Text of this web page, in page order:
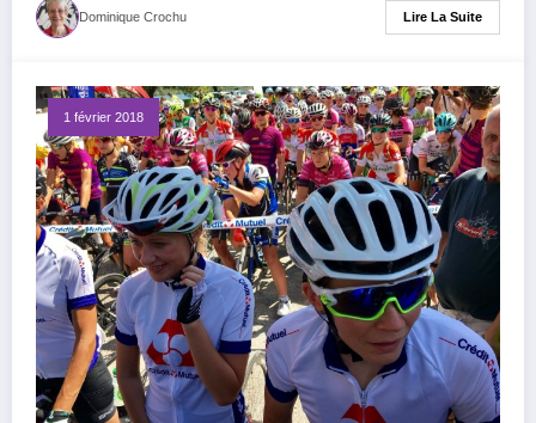
Dominique Crochu Lire La Suite
1 février 2018